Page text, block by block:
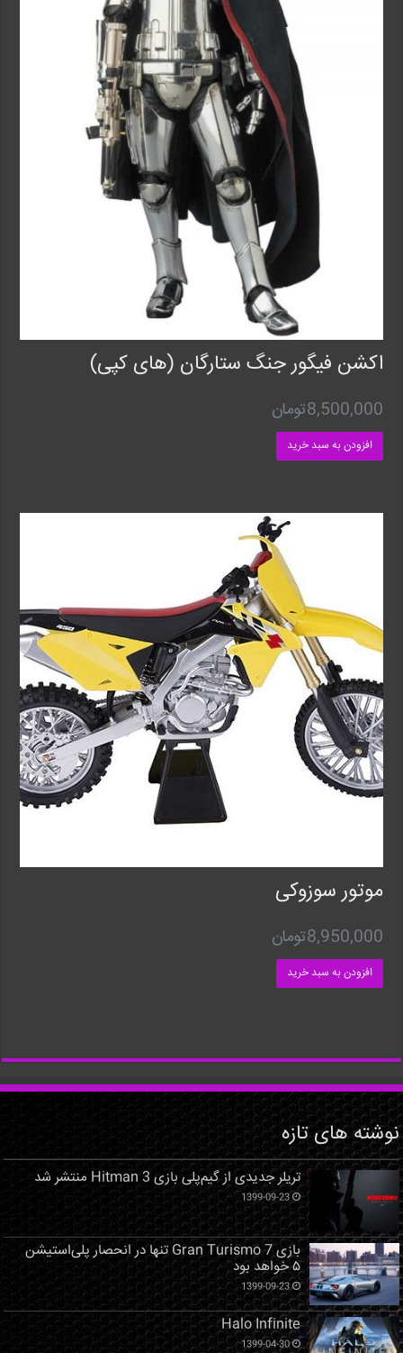
اکشن فیگور جنگ ستارگان (های کپی)
8,500,000تومان
افزودن به سبد خرید
موتور سوزوکی
8,950,000تومان
افزودن به سبد خرید
نوشته های تازه
تریلر جدیدی از گیم‌پلی بازی Hitman 3 منتشر شد
1399-09-23
بازی Gran Turismo 7 تنها در انحصار پلی‌استیشن
۵ خواهد بود
1399-09-23
Halo Infinite
1399-04-30